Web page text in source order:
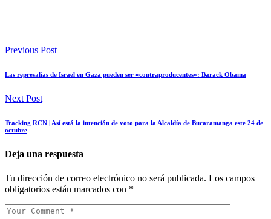
Previous Post
Las represalias de Israel en Gaza pueden ser «contraproducentes»: Barack Obama
Next Post
Tracking RCN | Así está la intención de voto para la Alcaldía de Bucaramanga este 24 de
octubre
Deja una respuesta
Tu dirección de correo electrónico no será publicada. Los campos
obligatorios están marcados con *